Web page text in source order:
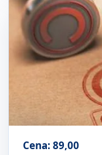
Cena: 89,00